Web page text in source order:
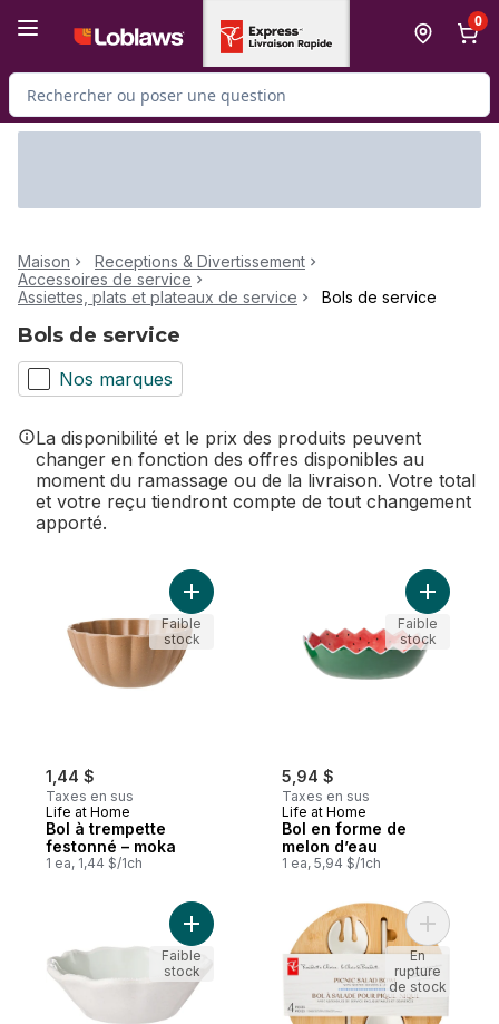
0
Rechercher des produits
Maison
Receptions & Divertissement
Accessoires de service
Assiettes, plats et plateaux de service
Bols de service
Bols de service
Nos marques
La disponibilité et le prix des produits peuvent
changer en fonction des offres disponibles au
moment du ramassage ou de la livraison. Votre total
et votre reçu tiendront compte de tout changement
apporté.
1,44 $
Taxes en sus
Life at Home
Bol à trempette
festonné – moka
1 ea, 1,44 $/1ch
Ajouter Bol à trempette festonné – moka
Faible
stock
5,94 $
Taxes en sus
Life at Home
Bol en forme de
melon d’eau
1 ea, 5,94 $/1ch
Ajouter
Faible
stock
Ajouter Bol à trempette – vert sauge
Faible
stock
Ajouter
En
rupture
de stock